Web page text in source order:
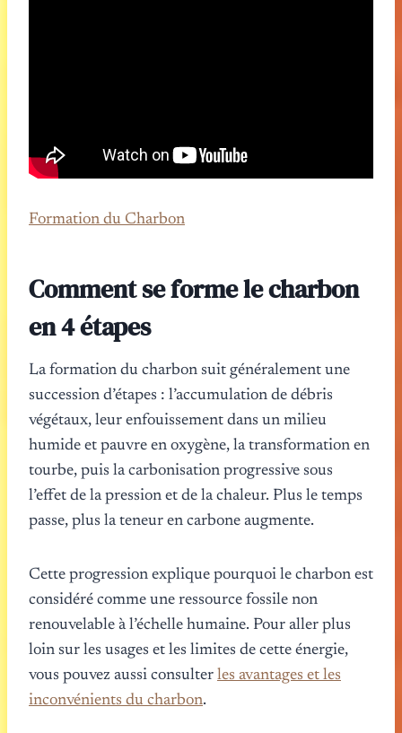
Formation du Charbon
Comment se forme le charbon
en 4 étapes
La formation du charbon suit généralement une
succession d’étapes : l’accumulation de débris
végétaux, leur enfouissement dans un milieu
humide et pauvre en oxygène, la transformation en
tourbe, puis la carbonisation progressive sous
l’effet de la pression et de la chaleur. Plus le temps
passe, plus la teneur en carbone augmente.
Cette progression explique pourquoi le charbon est
considéré comme une ressource fossile non
renouvelable à l’échelle humaine. Pour aller plus
loin sur les usages et les limites de cette énergie,
vous pouvez aussi consulter les avantages et les
inconvénients du charbon.